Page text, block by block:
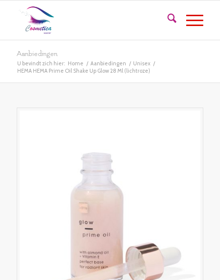
Aanbiedingen
U bevindt zich hier: Home / Aanbiedingen / Unisex /
HEMA HEMA Prime Oil Shake Up Glow 28 Ml (lichtroze)